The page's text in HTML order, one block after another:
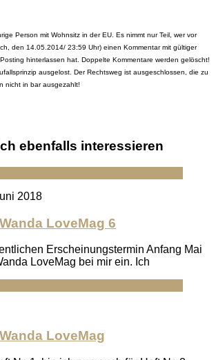
Person mit Wohnsitz in der EU. Es nimmt nur Teil, wer vor
den 14.05.2014/ 23:59 Uhr) einen Kommentar mit gültiger
hinterlassen hat. Doppelte Kommentare werden gelöscht!
ausgelost. Der Rechtsweg ist ausgeschlossen, die zu
nicht in bar ausgezahlt!
ebenfalls interessieren
2018
LoveMag 6
Erscheinungstermin Anfang Mai
LoveMag bei mir ein. Ich
LoveMag